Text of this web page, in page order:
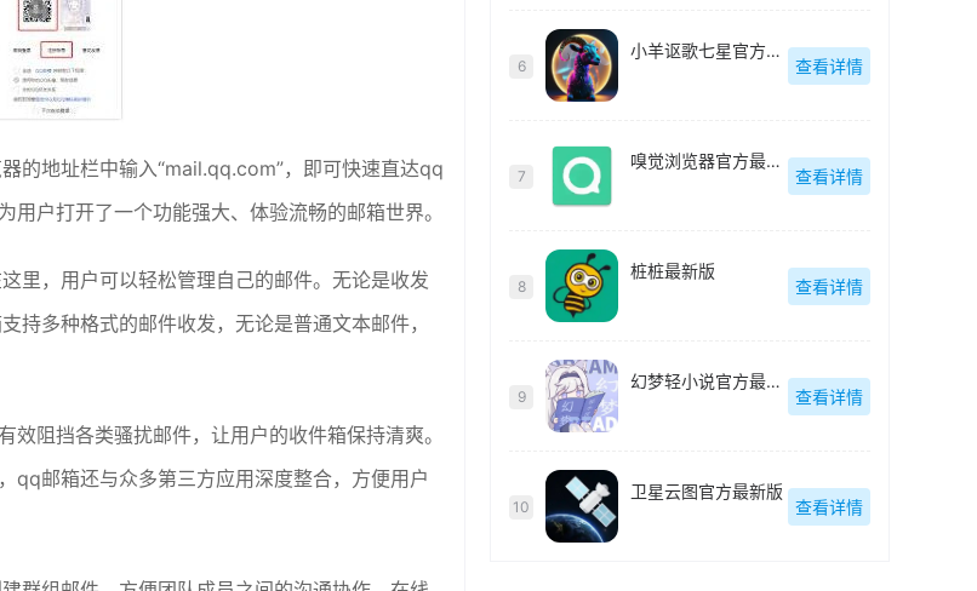
的地址栏中输入“mail.qq.com”，即可快速直达qq
户打开了一个功能强大、体验流畅的邮箱世界。
里，用户可以轻松管理自己的邮件。无论是收发
持多种格式的邮件收发，无论是普通文本邮件，
阻挡各类骚扰邮件，让用户的收件箱保持清爽。
qq邮箱还与众多第三方应用深度整合，方便用户
6
小羊讴歌七星官方最新版
查看详情
7
嗅觉浏览器官方最新版
查看详情
8
桩桩最新版
查看详情
9
幻梦轻小说官方最新版
查看详情
10
卫星云图官方最新版
查看详情